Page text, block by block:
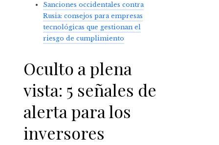
Sanciones occidentales contra
Rusia: consejos para empresas
tecnológicas que gestionan el
riesgo de cumplimiento
Oculto a plena
vista: 5 señales de
alerta para los
inversores